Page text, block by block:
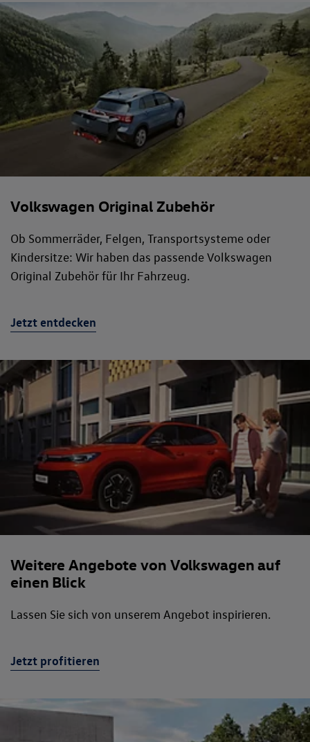
Volkswagen Original Zubehör
Ob Sommerräder, Felgen, Transportsysteme oder
Kindersitze: Wir haben das passende Volkswagen
Original Zubehör für Ihr Fahrzeug.
Jetzt entdecken
Weitere Angebote von Volkswagen auf
einen Blick
Lassen Sie sich von unserem Angebot inspirieren.
Jetzt profitieren